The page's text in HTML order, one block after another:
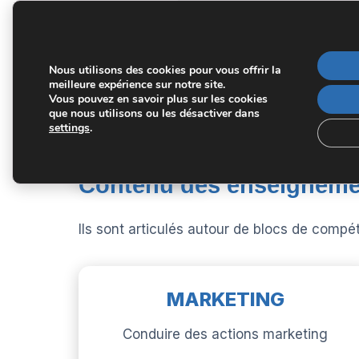
Organisation
Stages
Évaluation
Contenu des
Ils sont articulés autour de blocs de
MARKETING
Conduire des actions marketing
Nous utilisons des cookies pour vous offrir la
meilleure expérience sur notre site.
Vous pouvez en savoir plus sur les cookies
que nous utilisons ou les désactiver dans
settings.